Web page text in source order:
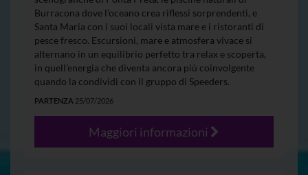
Burracona dove l’oceano crea riflessi sorprendenti, e
Santa Maria con i suoi locali vista mare e i ristoranti di
pesce fresco. Escursioni, mare e atmosfera vivace si
alternano in un equilibrio perfetto tra relax e scoperta,
in quell’energia che diventa ancora più coinvolgente
quando la condividi con il gruppo di Speeders.
PARTENZA 25/07/2026
Maggiori informazioni